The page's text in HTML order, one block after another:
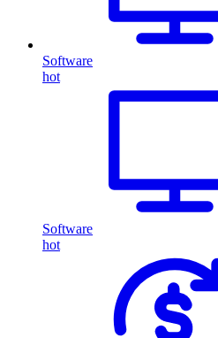
Software
hot
Software
hot